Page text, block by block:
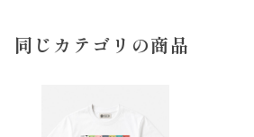
同じカテゴリの商品